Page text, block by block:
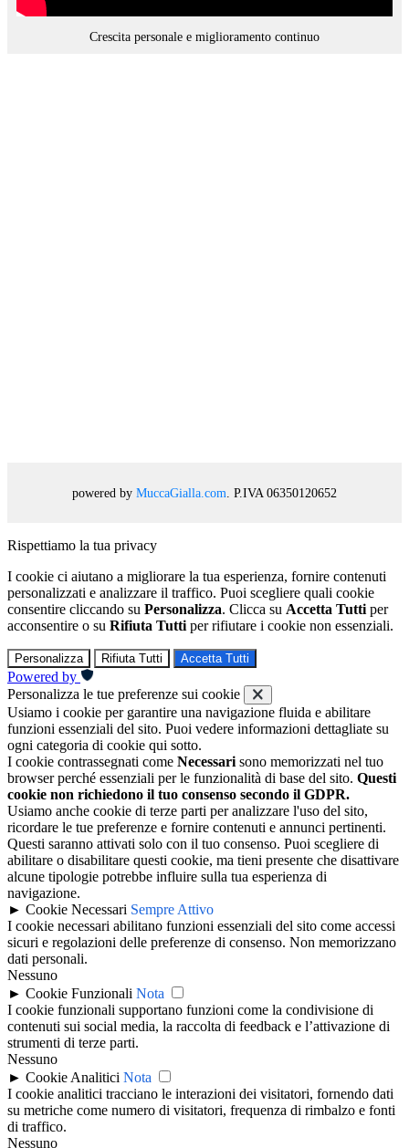
Crescita personale e miglioramento continuo
powered by MuccaGialla.com . P.IVA 06350120652
Rispettiamo la tua privacy
I cookie ci aiutano a migliorare la tua esperienza, fornire contenuti
personalizzati e analizzare il traffico. Puoi scegliere quali cookie
consentire cliccando su Personalizza. Clicca su Accetta Tutti per
acconsentire o su Rifiuta Tutti per rifiutare i cookie non essenziali.
Personalizza Rifiuta Tutti Accetta Tutti
Powered by
Personalizza le tue preferenze sui cookie
Usiamo i cookie per garantire una navigazione fluida e abilitare
funzioni essenziali del sito. Puoi vedere informazioni dettagliate su
ogni categoria di cookie qui sotto.
I cookie contrassegnati come Necessari sono memorizzati nel tuo
browser perché essenziali per le funzionalità di base del sito. Questi
cookie non richiedono il tuo consenso secondo il GDPR.
Usiamo anche cookie di terze parti per analizzare l'uso del sito,
ricordare le tue preferenze e fornire contenuti e annunci pertinenti.
Questi saranno attivati solo con il tuo consenso. Puoi scegliere di
abilitare o disabilitare questi cookie, ma tieni presente che disattivare
alcune tipologie potrebbe influire sulla tua esperienza di
navigazione.
► Cookie Necessari Sempre Attivo
I cookie necessari abilitano funzioni essenziali del sito come accessi
sicuri e regolazioni delle preferenze di consenso. Non memorizzano
dati personali.
Nessuno
► Cookie Funzionali Nota
I cookie funzionali supportano funzioni come la condivisione di
contenuti sui social media, la raccolta di feedback e l’attivazione di
strumenti di terze parti.
Nessuno
► Cookie Analitici Nota
I cookie analitici tracciano le interazioni dei visitatori, fornendo dati
su metriche come numero di visitatori, frequenza di rimbalzo e fonti
di traffico.
Nessuno